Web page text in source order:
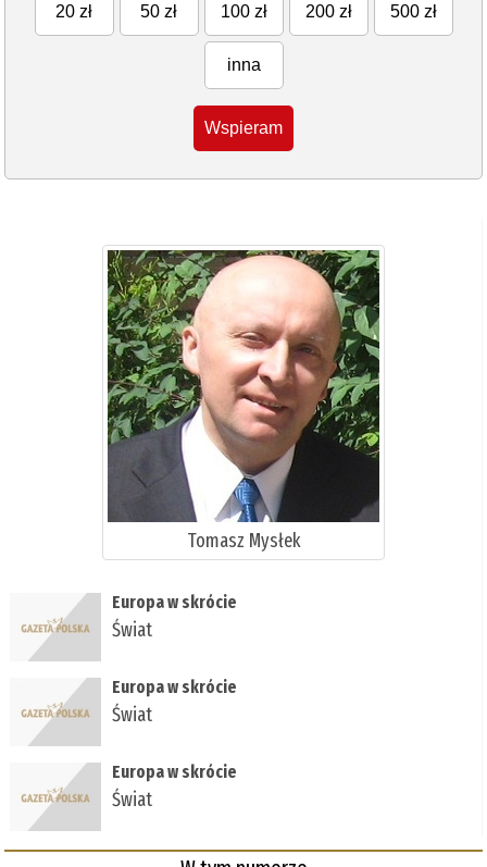
20 zł 50 zł 100 zł 200 zł 500 zł
inna
Wspieram
Tomasz Mysłek
Europa w skrócie
Świat
Europa w skrócie
Świat
Europa w skrócie
Świat